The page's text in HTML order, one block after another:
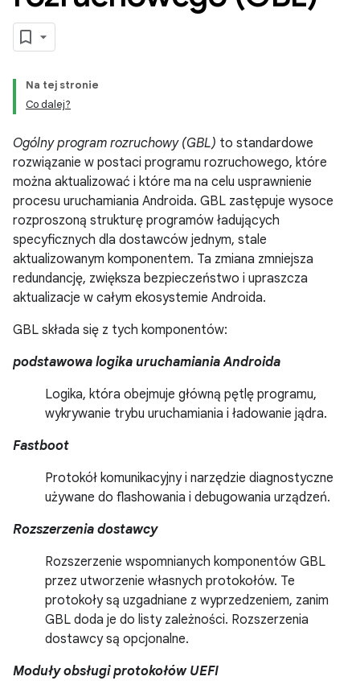
Na tej stronie
Co dalej?
Ogólny program rozruchowy (GBL) to standardowe
rozwiązanie w postaci programu rozruchowego, które
można aktualizować i które ma na celu usprawnienie
procesu uruchamiania Androida. GBL zastępuje wysoce
rozproszoną strukturę programów ładujących
specyficznych dla dostawców jednym, stale
aktualizowanym komponentem. Ta zmiana zmniejsza
redundancję, zwiększa bezpieczeństwo i upraszcza
aktualizacje w całym ekosystemie Androida.
GBL składa się z tych komponentów:
podstawowa logika uruchamiania Androida
Logika, która obejmuje główną pętlę programu,
wykrywanie trybu uruchamiania i ładowanie jądra.
Fastboot
Protokół komunikacyjny i narzędzie diagnostyczne
używane do flashowania i debugowania urządzeń.
Rozszerzenia dostawcy
Rozszerzenie wspomnianych komponentów GBL
przez utworzenie własnych protokołów. Te
protokoły są uzgadniane z wyprzedzeniem, zanim
GBL doda je do listy zależności. Rozszerzenia
dostawcy są opcjonalne.
Moduły obsługi protokołów UEFI